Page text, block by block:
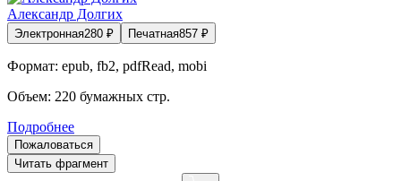
Александр Долгих
Электронная280 ₽ Печатная857 ₽
Формат: epub, fb2, pdfRead, mobi
Объем: 220 бумажных стр.
Подробнее
Пожаловаться
Читать фрагмент